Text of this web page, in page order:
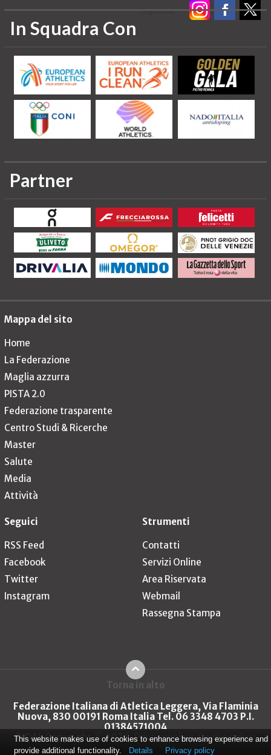
Seguici su:
In Squadra Con
Partner
Mappa del sito
Home
La Federazione
Maglia azzurra
PISTA 2.0
Federazione trasparente
Centro Studi & Ricerche
Master
Salute
Media
Attività
Seguici
RSS Feed
Facebook
Twitter
Instagram
Strumenti
Contatti
Servizi Online
Area Riservata
Webmail
Rassegna Stampa
Torna in alto
Federazione Italiana di Atletica Leggera, Via Flaminia
Nuova, 830 00191 Roma Italia Tel. 06 3348 4703 P.I.
01384571004
FIDAL Copyright © 2026 Privacy policy Cookie policy
This website makes use of cookies to enhance browsing experience and
provide additional functionality.
Details Privacy policy